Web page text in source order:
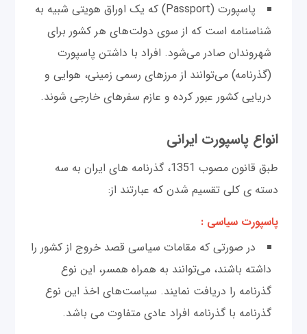
پاسپورت (Passport) که یک اوراق هویتی شبیه به
شناسنامه است که از سوی دولت‌های هر کشور برای
شهروندان صادر می‌شود. افراد با داشتن پاسپورت
(گذرنامه) می‌توانند از مرزهای رسمی زمینی، هوایی و
دریایی کشور عبور کرده و عازم سفرهای خارجی شوند.
انواع پاسپورت ایرانی
طبق قانون مصوب 1351، گذرنامه های ایران به سه
دسته ی کلی تقسیم شدن که عبارتند از:
پاسپورت سیاسی :
در صورتی که مقامات سیاسی قصد خروج از کشور را
داشته باشند، می‌توانند به همراه همسر، این نوع
گذرنامه را دریافت نمایند. سیاست‌های اخذ این نوع
گذرنامه با گذرنامه‌ افراد عادی متفاوت می باشد.